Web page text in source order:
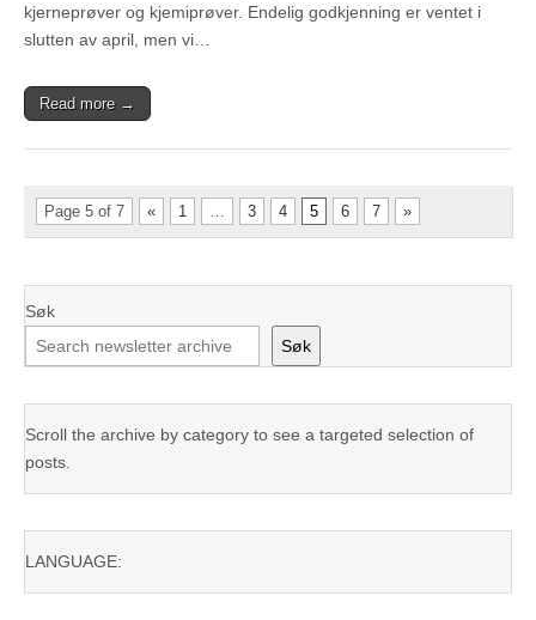
kjerneprøver og kjemiprøver. Endelig godkjenning er ventet i
slutten av april, men vi…
Read more →
Page 5 of 7 « 1 … 3 4 5 6 7 »
Søk
Søk
Scroll the archive by category to see a targeted selection of
posts.
LANGUAGE: